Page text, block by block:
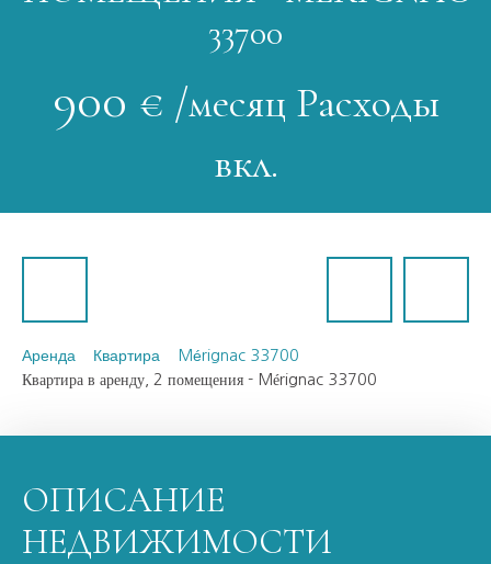
33700
900 € /месяц Расходы
вкл.
Аренда Квартира
Mérignac 33700
Квартира в аренду, 2 помещения - Mérignac 33700
ОПИСАНИЕ
НЕДВИЖИМОСТИ